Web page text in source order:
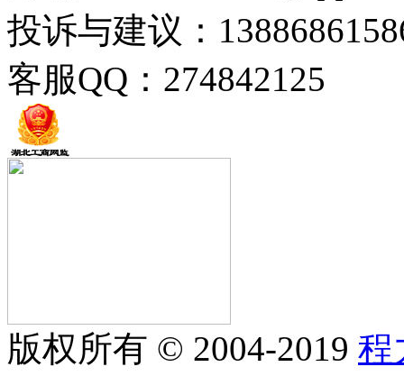
投诉与建议：
客服QQ：274842125
版权所有 © 2004-2019 程